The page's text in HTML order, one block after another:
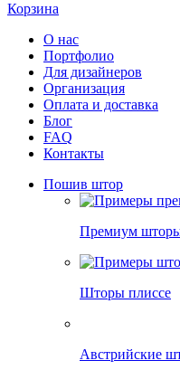
Корзина
О нас
Портфолио
Для дизайнеров
Организация
Оплата и доставка
Блог
FAQ
Контакты
Пошив штор
Премиум
Шторы плиссе
Австрийские